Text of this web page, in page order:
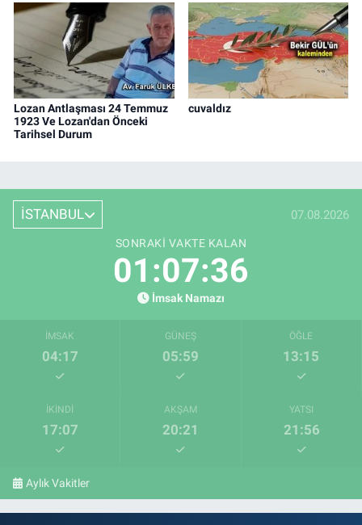
Lozan Antlaşması 24 Temmuz
1923 Ve Lozan'dan Önceki
Tarihsel Durum
cuvaldız
İSTANBUL 07.08.2026
SONRAKI VAKTE KALAN
01:07:36
İmsak Namazı
İMSAK
04:17
GÜNEŞ
05:59
ÖĞLE
13:15
İKINDI
17:07
AKŞAM
20:21
YATSI
21:56
Aylık Vakitler